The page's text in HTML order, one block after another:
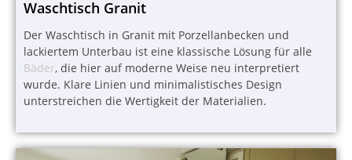
Waschtisch Granit
Der Waschtisch in Granit mit Porzellanbecken und
lackiertem Unterbau ist eine klassische Lösung für alle
Bäder, die hier auf moderne Weise neu interpretiert
wurde. Klare Linien und minimalistisches Design
unterstreichen die Wertigkeit der Materialien.